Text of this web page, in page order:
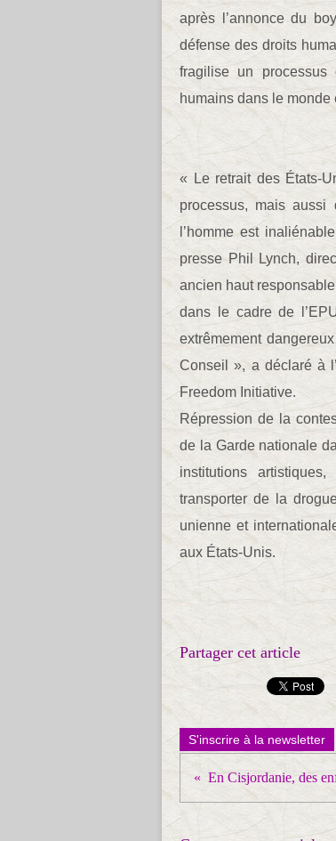
après l’annonce du
défense des droits
fragilise un
humains dans le monde
« Le retrait des États-
processus, mais
l’homme est
presse Phil Lynch,
ancien haut
dans le cadre de
extrêmement
Conseil », a déclaré à
Freedom Initiative.
Répression de la
de la Garde nationale
institutions
transporter de la
unienne et
aux États-Unis.
Partager cet article
S'inscrire à la newsletter